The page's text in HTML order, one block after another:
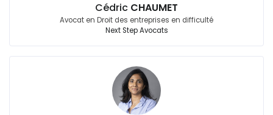
Cédric CHAUMET
Avocat en Droit des entreprises en difficulté
Next Step Avocats